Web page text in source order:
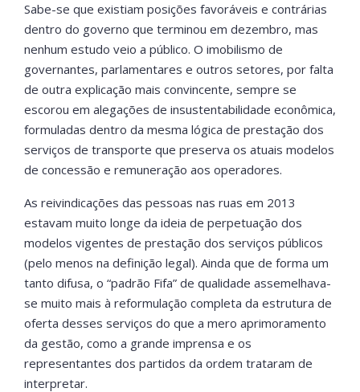
Sabe-se que existiam posições favoráveis e contrárias
dentro do governo que terminou em dezembro, mas
nenhum estudo veio a público. O imobilismo de
governantes, parlamentares e outros setores, por falta
de outra explicação mais convincente, sempre se
escorou em alegações de insustentabilidade econômica,
formuladas dentro da mesma lógica de prestação dos
serviços de transporte que preserva os atuais modelos
de concessão e remuneração aos operadores.
As reivindicações das pessoas nas ruas em 2013
estavam muito longe da ideia de perpetuação dos
modelos vigentes de prestação dos serviços públicos
(pelo menos na definição legal). Ainda que de forma um
tanto difusa, o “padrão Fifa” de qualidade assemelhava-
se muito mais à reformulação completa da estrutura de
oferta desses serviços do que a mero aprimoramento
da gestão, como a grande imprensa e os
representantes dos partidos da ordem trataram de
interpretar.